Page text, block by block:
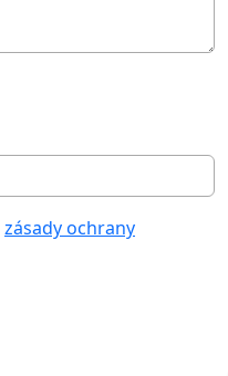
zásady ochrany